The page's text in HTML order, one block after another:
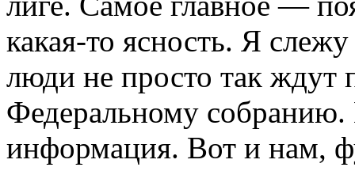
какая-то ясность. Я
люди не просто так ждут
Федеральному
информация. Вот и нам,